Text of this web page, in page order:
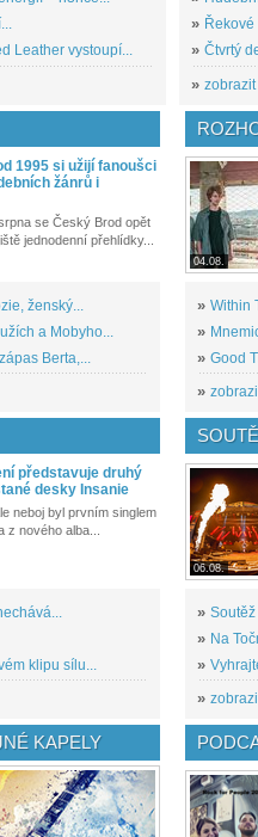
Leather vystoupí...
»
» Čtvrtý
» zobrazit
1995 si užijí fanoušci
žánrů i
se Český Brod opět
jednodenní přehlídky...
ženský...
a Mobyho...
Berta,...
04.08.
» Within
»
» Good
»
představuje druhý
desky Insanie
neboj byl prvním singlem
z nového alba...
klipu sílu...
06.08.
»
» Na
»
»
KAPELY